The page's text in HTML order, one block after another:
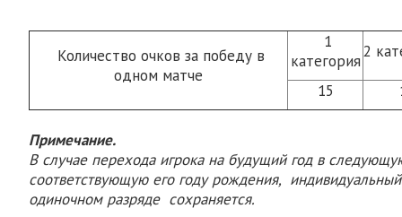
Количество очков за победу в
одном матче
1
категория2
15
Примечание.
В случае перехода игрока на будущий год в
соответствующую его году рождения,
одиночном разряде сохраняется.